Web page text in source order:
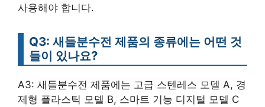
사용해야 합니다.
Q3: 새들분수전 제품의 종류에는 어떤 것
들이 있나요?
A3: 새들분수전 제품에는 고급 스텐레스 모델 A, 경
제형 플라스틱 모델 B, 스마트 기능 디지털 모델 C